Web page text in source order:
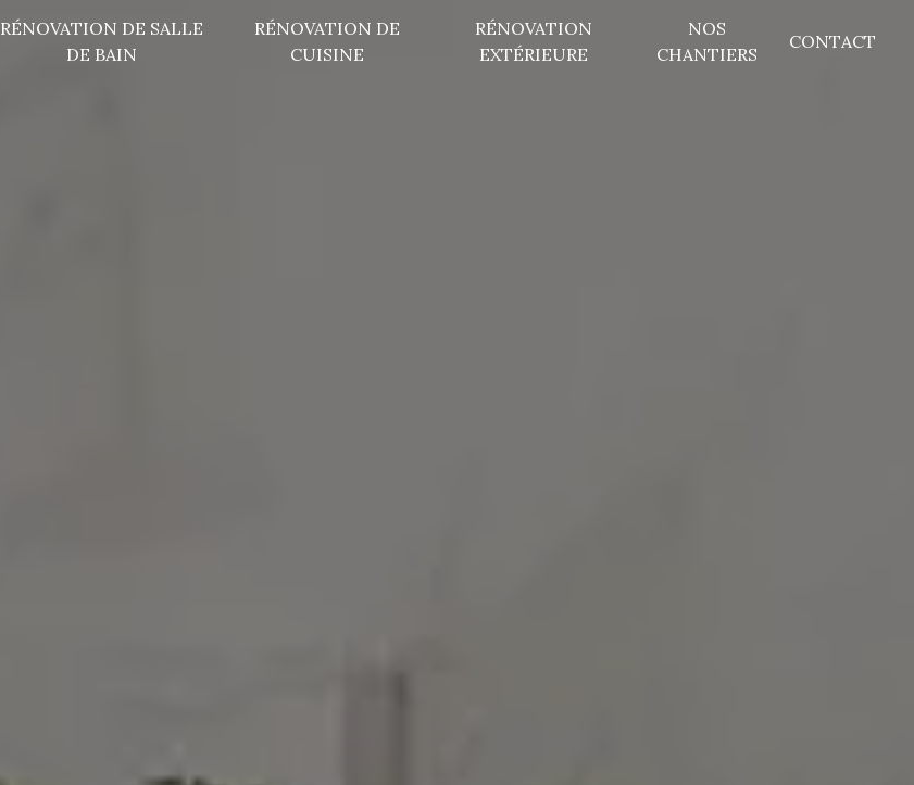
RÉNOVATION DE SALLE
DE BAIN
RÉNOVATION DE
CUISINE
RÉNOVATION
EXTÉRIEURE
NOS
CHANTIERS
CONTACT